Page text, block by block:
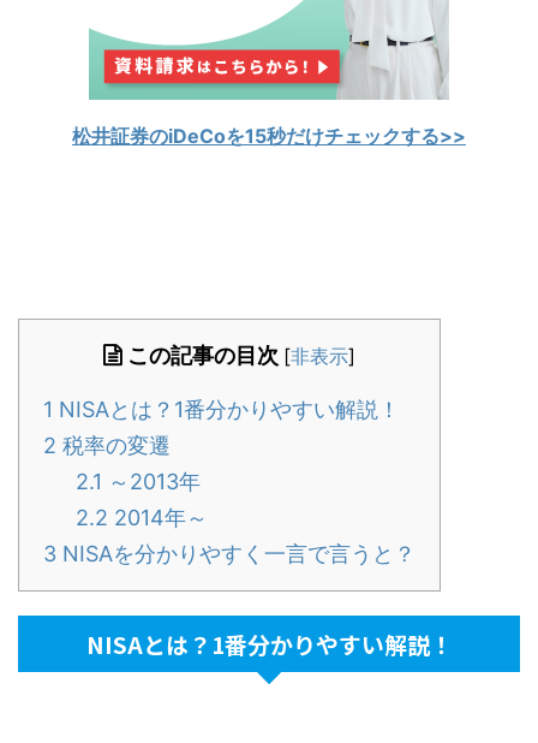
松井証券のiDeCoを15秒だけチェックする>>
この記事の目次 [非表示]
1 NISAとは？1番分かりやすい解説！
2 税率の変遷
2.1 ～2013年
2.2 2014年～
3 NISAを分かりやすく一言で言うと？
NISAとは？1番分かりやすい解説！